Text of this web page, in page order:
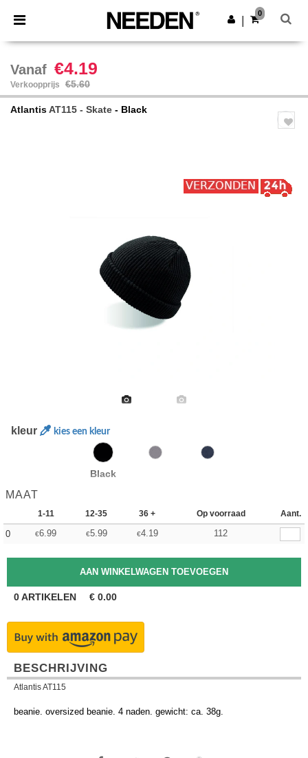
× Needen-app
Betere prijzen in de app!
Download app
0
Vanaf €4.19
Verkoopprijs €5.60
AtlantisAT115 - Skate - Black
kleur kies een kleur
Black
MAAT
1-11 12-35 36 + Op voorraad Aant.
0 €6.99 €5.99 €4.19 112
0ARTIKELEN € 0.00
BESCHRIJVING
Atlantis AT115
beanie. oversized beanie. 4 naden. gewicht: ca. 38g.